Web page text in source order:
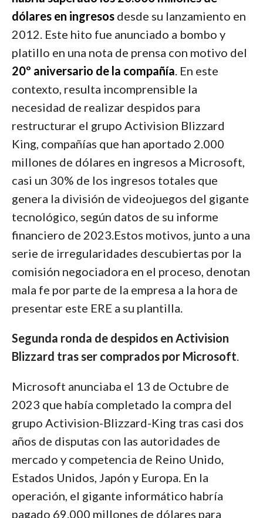
dólares en ingresosdesde su lanzamiento en
2012. Este hito fue anunciado a bombo y
platillo en una nota de prensa con motivo del
20º aniversario de la compañía. En este
contexto, resulta incomprensible la
necesidad de realizar despidos para
restructurar el grupo Activision Blizzard
King, compañías que han aportado 2.000
millones de dólares en ingresos a Microsoft,
casi un 30% de los ingresos totales que
genera la división de videojuegos del gigante
tecnológico, según datos de su informe
financiero de 2023.Estos motivos, junto a una
serie de irregularidades descubiertas por la
comisión negociadora en el proceso, denotan
mala fe por parte de la empresa a la hora de
presentar este ERE a su plantilla.
Segunda ronda de despidos en Activision
Blizzard tras ser comprados por Microsoft.
Microsoft anunciaba el 13 de Octubre de
2023 que había completado la compra del
grupo Activision-Blizzard-King tras casi dos
años de disputas con las autoridades de
mercado y competencia de Reino Unido,
Estados Unidos, Japón y Europa. En la
operación, el gigante informático habría
pagado 69.000 millones de dólares para